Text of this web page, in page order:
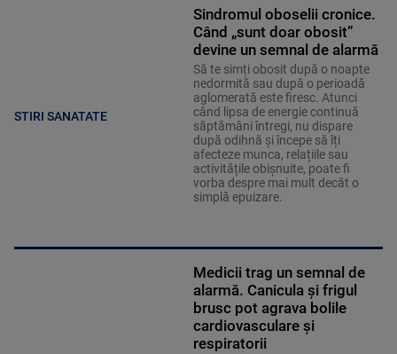
STIRI SANATATE
Sindromul oboselii cronice.
Când „sunt doar obosit”
devine un semnal de alarmă
Să te simți obosit după o noapte
nedormită sau după o perioadă
aglomerată este firesc. Atunci
când lipsa de energie continuă
săptămâni întregi, nu dispare
după odihnă și începe să îți
afecteze munca, relațiile sau
activitățile obișnuite, poate fi
vorba despre mai mult decât o
simplă epuizare.
Medicii trag un semnal de
alarmă. Canicula și frigul
brusc pot agrava bolile
cardiovasculare și
respiratorii